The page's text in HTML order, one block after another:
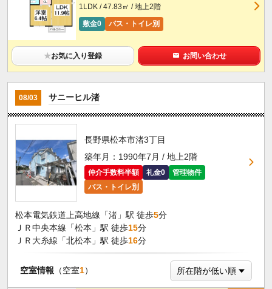
1LDK / 47.83㎡ / 地上2階
敷金0
バス・トイレ別
★お気に入り登録 お問い合わせ
08/03 サニーヒル渚
長野県松本市渚3丁目
築年月：1990年7月 / 地上2階
仲介手数料半額 礼金0
管理物件
バス・トイレ別
松本電気鉄道上高地線「渚」駅 徒歩5分
ＪＲ中央本線「松本」駅 徒歩15分
ＪＲ大糸線「北松本」駅 徒歩16分
空室情報 （空室1）